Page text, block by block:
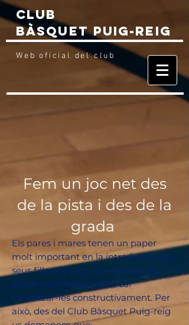
Club
BàsquetPuig-reig
Weboficial del club
Fem un joc net des
de la pista i des de la
grada
Els pares i mares tenen un paper
molt important en la introducció dels
seus fills a l’esport. Les intencions
sempre són bones, però cal
canalitzar-les constructivament. Per
això, des del Club Bàsquet Puig-reig